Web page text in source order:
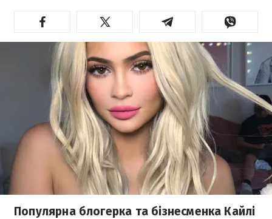
Популярна блогерка та бізнесменка Кайлі